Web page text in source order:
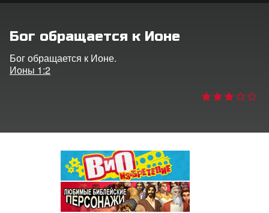
Бог обращается к Ионе
Бог обращается к Ионе.
Ионы 1:2